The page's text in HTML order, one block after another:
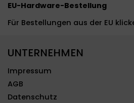
EU-Hardware-Bestellung
Für Bestellungen aus der EU
UNTERNEHMEN
Impressum
AGB
Datenschutz